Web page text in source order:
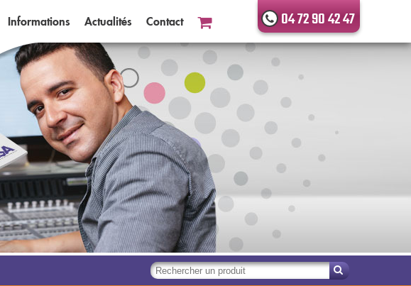
Informations Actualités Contact 04 72 90 42 47